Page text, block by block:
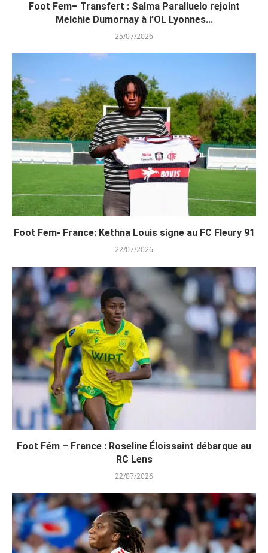
Foot Fem– Transfert : Salma Paralluelo rejoint
Melchie Dumornay à l’OL Lyonnes...
25/07/2026
Foot Fem- France: Kethna Louis signe au FC Fleury 91
22/07/2026
Foot Fém – France : Roseline Éloissaint débarque au
RC Lens
22/07/2026